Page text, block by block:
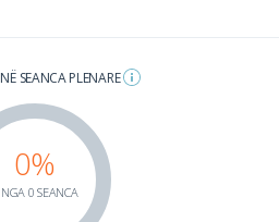
NË SEANCA PLENARE
0%
0 SEANCA